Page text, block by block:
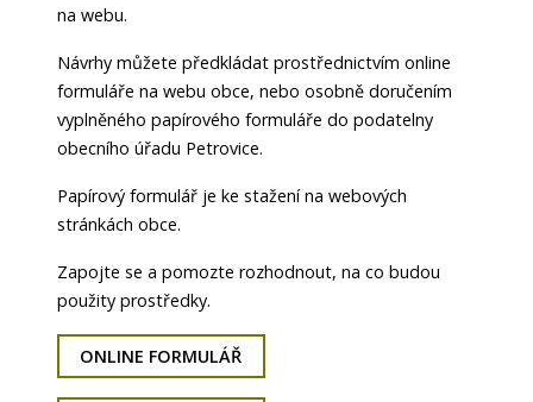
na webu.
Návrhy můžete předkládat prostřednictvím online
formuláře na webu obce, nebo osobně doručením
vyplněného papírového formuláře do podatelny
obecního úřadu Petrovice.
Papírový formulář je ke stažení na webových
stránkách obce.
Zapojte se a pomozte rozhodnout, na co budou
použity prostředky.
ONLINE FORMULÁŘ